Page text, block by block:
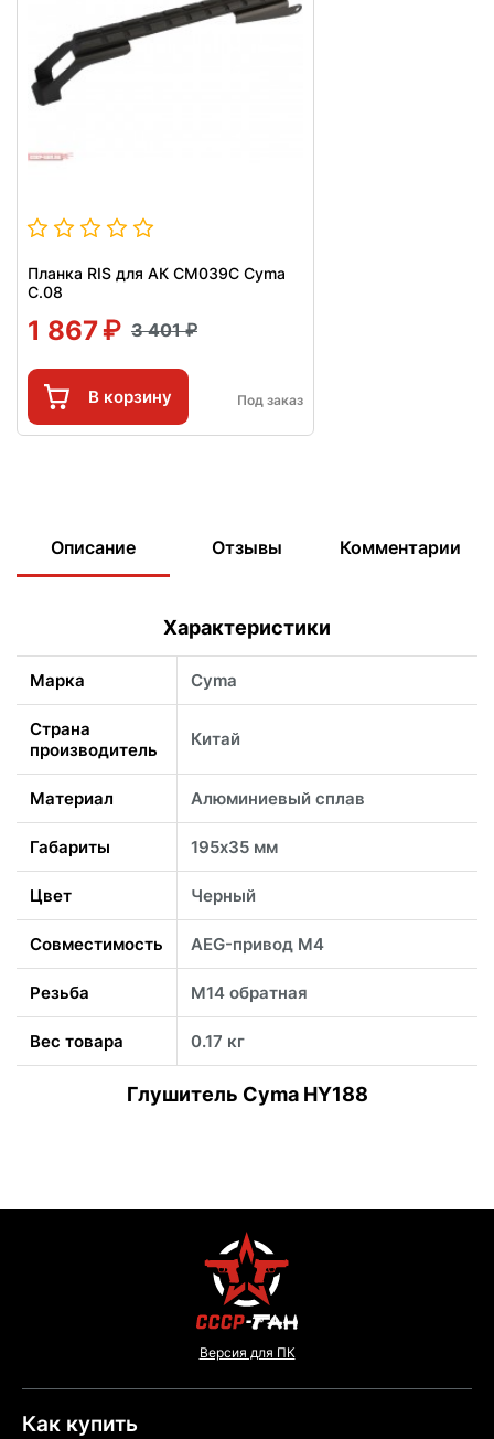
Планка RIS для АК CM039C Cyma
C.08
1 867 3 401
В корзину Под заказ
Описание Отзывы Комментарии
Характеристики
Марка Cyma
Страна
производитель
Китай
Материал Алюминиевый сплав
Габариты 195х35 мм
Цвет Черный
Совместимость AEG-привод М4
Резьба М14 обратная
Вес товара 0.17 кг
Глушитель Cyma HY188
Версия для ПК
Как купить